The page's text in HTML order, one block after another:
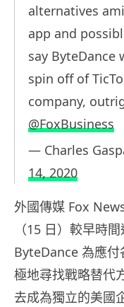
alternatives
app and
say ByteDance
spin off of
company,
@FoxBusiness
— Charles
14, 2020
外國傳媒 Fox
（15 日）較早時
ByteDance 為應
極地尋找戰略替代
去成為獨立的美國